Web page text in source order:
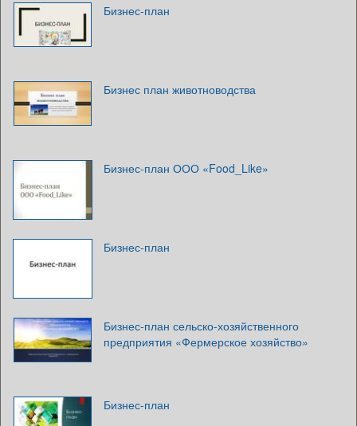
Бизнес-план
Бизнес план животноводства
Бизнес-план ООО «Food_Like»
Бизнес-план
Бизнес-план сельско-хозяйственного
предприятия «Фермерское хозяйство»
Бизнес-план